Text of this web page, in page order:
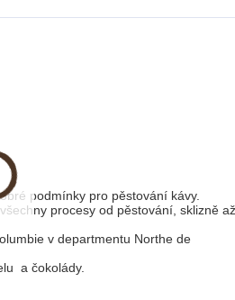
podmínky pro pěstování kávy.
procesy od pěstování, sklizně až
v departmentu Northe de
a čokolády.